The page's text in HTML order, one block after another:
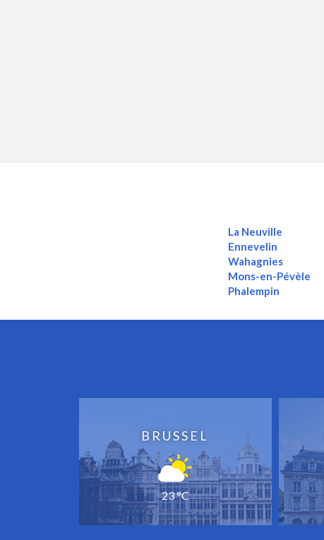
La Neuville
Ennevelin
Wahagnies
Mons-en-Pévèle
Phalempin
BRUSSEL
23 °C